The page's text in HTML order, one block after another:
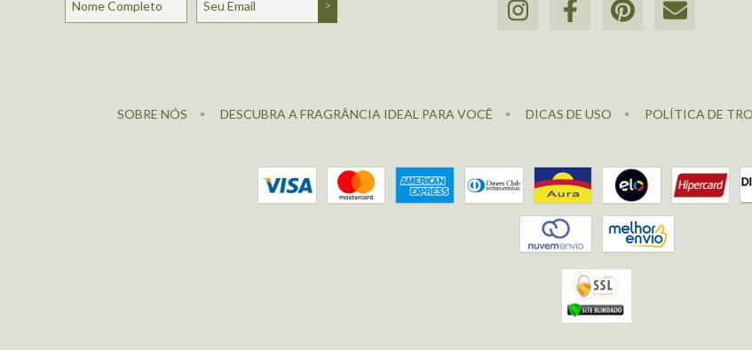
SOBRE NÓS DESCUBRA A FRAGRÂNCIA IDEAL PARA VOCÊ DICAS DE USO POLÍTICA DE